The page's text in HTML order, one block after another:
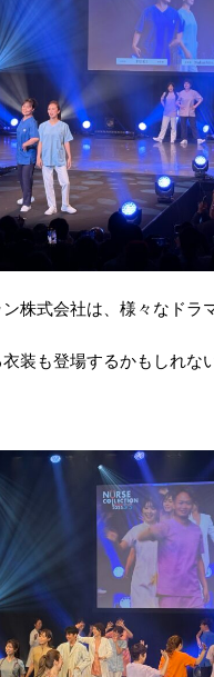
株式会社は、様々なドラ
衣装も登場するかもしれな